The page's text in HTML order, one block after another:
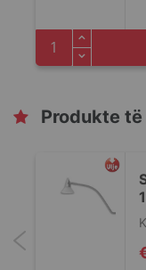
Produkte